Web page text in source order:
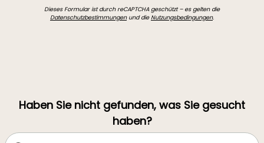
Dieses Formular ist durch reCAPTCHA geschützt – es gelten die
Datenschutzbestimmungenund dieNutzungsbedingungen.
Haben Sie nicht gefunden, was Sie gesucht
haben?